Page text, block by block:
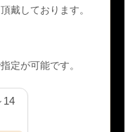
戴しております。
定が可能です。